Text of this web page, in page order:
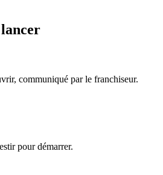
communiqué par le franchiseur.
pour démarrer.